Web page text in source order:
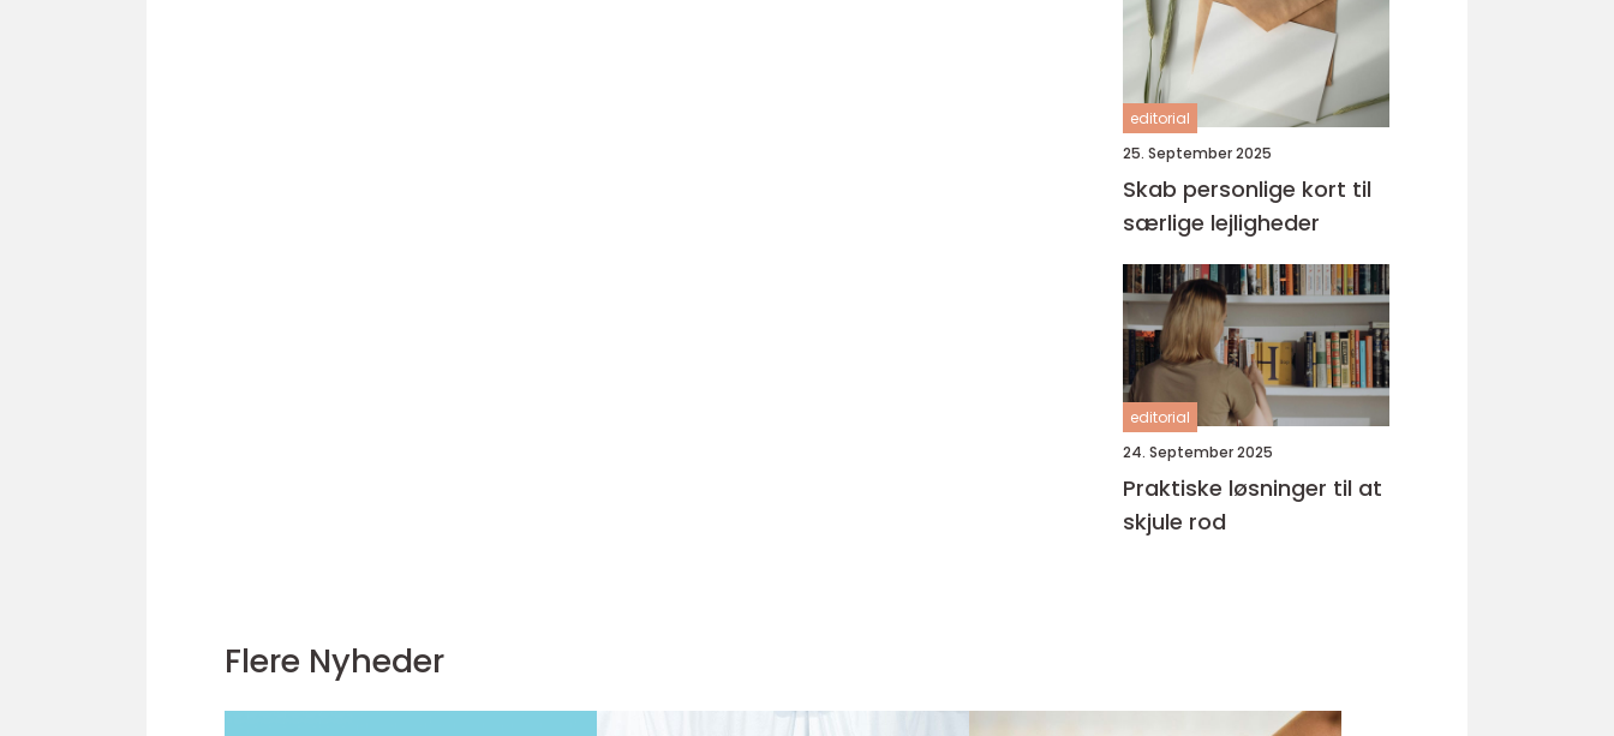
editorial
25. September 2025
Skab personlige kort til
særlige lejligheder
editorial
24. September 2025
Praktiske løsninger til at
skjule rod
Flere Nyheder